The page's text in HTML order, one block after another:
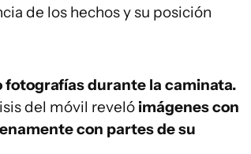
de los hechos y su posición
fotografías durante la caminata.
del móvil reveló imágenes con
con partes de su